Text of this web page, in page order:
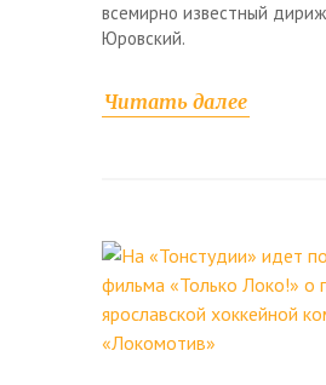
всемирно известный
Юровский.
Читать далее